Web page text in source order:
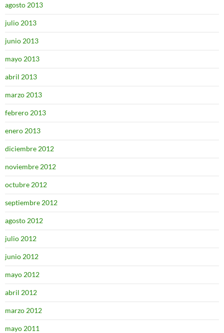
agosto 2013
julio 2013
junio 2013
mayo 2013
abril 2013
marzo 2013
febrero 2013
enero 2013
diciembre 2012
noviembre 2012
octubre 2012
septiembre 2012
agosto 2012
julio 2012
junio 2012
mayo 2012
abril 2012
marzo 2012
mayo 2011